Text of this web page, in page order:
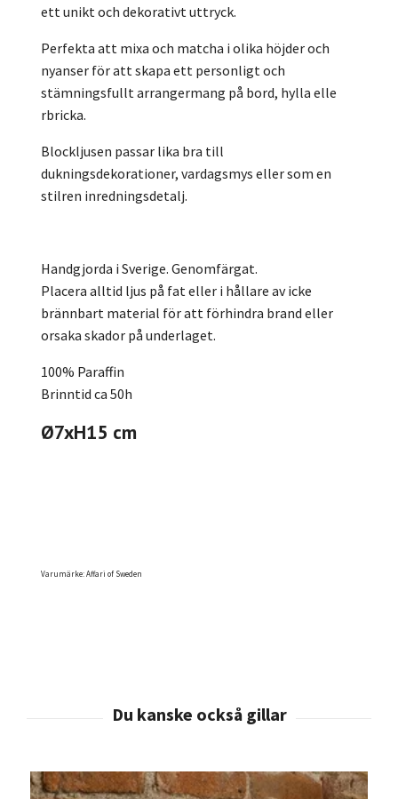
ett unikt och dekorativt uttryck.
Perfekta att mixa och matcha i olika höjder och
nyanser för att skapa ett personligt och
stämningsfullt arrangermang på bord, hylla elle
rbricka.
Blockljusen passar lika bra till
dukningsdekorationer, vardagsmys eller som en
stilren inredningsdetalj.
Handgjorda i Sverige. Genomfärgat.
Placera alltid ljus på fat eller i hållare av icke
brännbart material för att förhindra brand eller
orsaka skador på underlaget.
100% Paraffin
Brinntid ca 50h
Ø7xH15 cm
Varumärke: Affari of Sweden